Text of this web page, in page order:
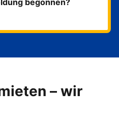
begonnen?
– wir